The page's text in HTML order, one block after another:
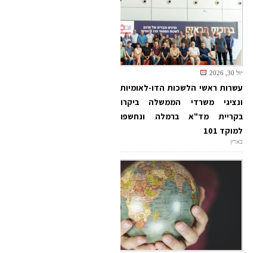
יול 30, 2026
עשרות ראשי הלשכות הדו-לאומיות
ונציגי משרדי הממשלה ביקרו
בקריית מד"א ברמלה ונחשפו
למוקד 101
בארץ